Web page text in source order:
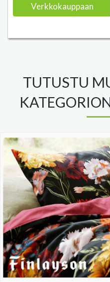
Verkkokauppaan
TUTUSTU